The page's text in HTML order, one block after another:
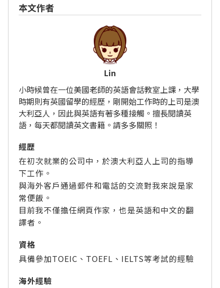
本文作者
Lin
小時候曾在一位美國老師的英語會話教室上課，大學
時期則有英國留學的經歷，剛開始工作時的上司是澳
大利亞人，因此與英語有著多種接觸。擅長閱讀英
語，每天都閱讀英文書籍。請多多關照！
經歴
在初次就業的公司中，於澳大利亞人上司的指導
下工作。
與海外客戶通過郵件和電話的交流對我來說是家
常便飯。
目前我不僅擔任網頁作家，也是英語和中文的翻
譯者。
資格
具備參加TOEIC、TOEFL、IELTS等考試的經驗
海外經驗